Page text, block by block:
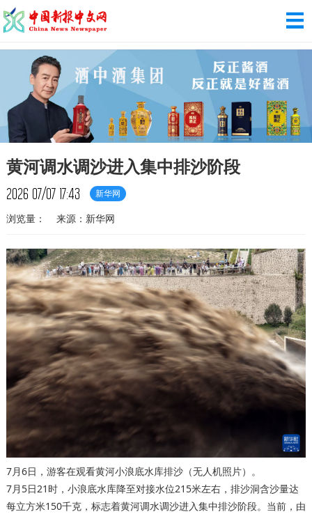
黄河调水调沙进入集中排沙阶段
2026 07/07 17:43 新华网
浏览量： 来源：新华网
7月6日，游客在观看黄河小浪底水库排沙（无人机照片）。
7月5日21时，小浪底水库降至对接水位215米左右，排沙洞含沙量达
每立方米150千克，标志着黄河调水调沙进入集中排沙阶段。当前，由